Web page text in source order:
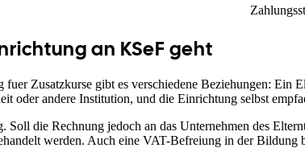
an KSeF geht
Zusatzkurse gibt es verschiedene Beziehungen: Ein
oder andere Institution, und die Einrichtung selbst
die Rechnung jedoch an das Unternehmen des
werden. Auch eine VAT-Befreiung in der Bildung